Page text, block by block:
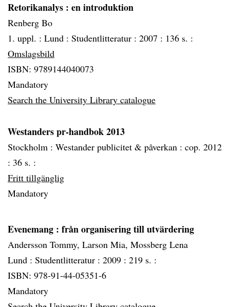
Retorikanalys : en introduktion
Renberg Bo
1. uppl. : Lund : Studentlitteratur : 2007 : 136 s. :
Omslagsbild
ISBN: 9789144040073
Mandatory
Search the University Library catalogue
Westanders pr-handbok 2013
Stockholm : Westander publicitet & påverkan : cop. 2012
: 36 s. :
Fritt tillgänglig
Mandatory
Evenemang : från organisering till utvärdering
Andersson Tommy, Larson Mia, Mossberg Lena
Lund : Studentlitteratur : 2009 : 219 s. :
ISBN: 978-91-44-05351-6
Mandatory